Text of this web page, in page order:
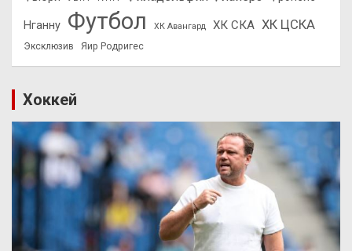
Нганну Футбол ХК Авангард ХК СКА ХК ЦСКА
Эксклюзив Яир Родригес
Хоккей